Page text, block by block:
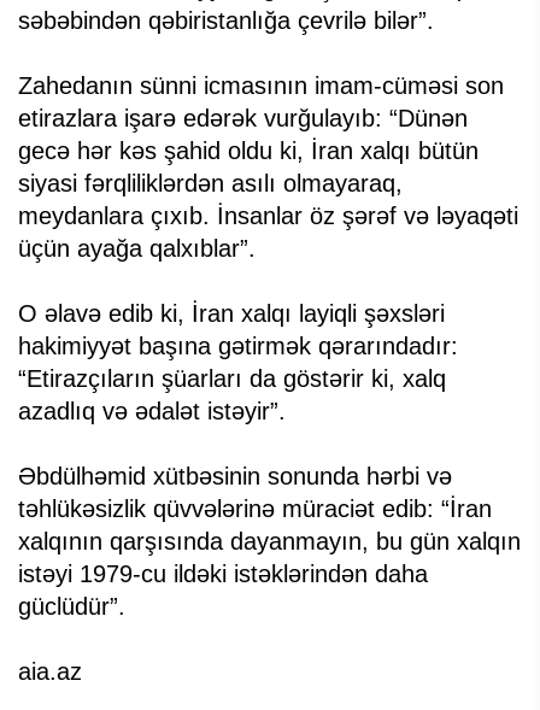
səbəbindən qəbiristanlığa çevrilə bilər”.
Zahedanın sünni icmasının imam-cüməsi son
etirazlara işarə edərək vurğulayıb: “Dünən
gecə hər kəs şahid oldu ki, İran xalqı bütün
siyasi fərqliliklərdən asılı olmayaraq,
meydanlara çıxıb. İnsanlar öz şərəf və ləyaqəti
üçün ayağa qalxıblar”.
O əlavə edib ki, İran xalqı layiqli şəxsləri
hakimiyyət başına gətirmək qərarındadır:
“Etirazçıların şüarları da göstərir ki, xalq
azadlıq və ədalət istəyir”.
Əbdülhəmid xütbəsinin sonunda hərbi və
təhlükəsizlik qüvvələrinə müraciət edib: “İran
xalqının qarşısında dayanmayın, bu gün xalqın
istəyi 1979-cu ildəki istəklərindən daha
güclüdür”.
aia.az